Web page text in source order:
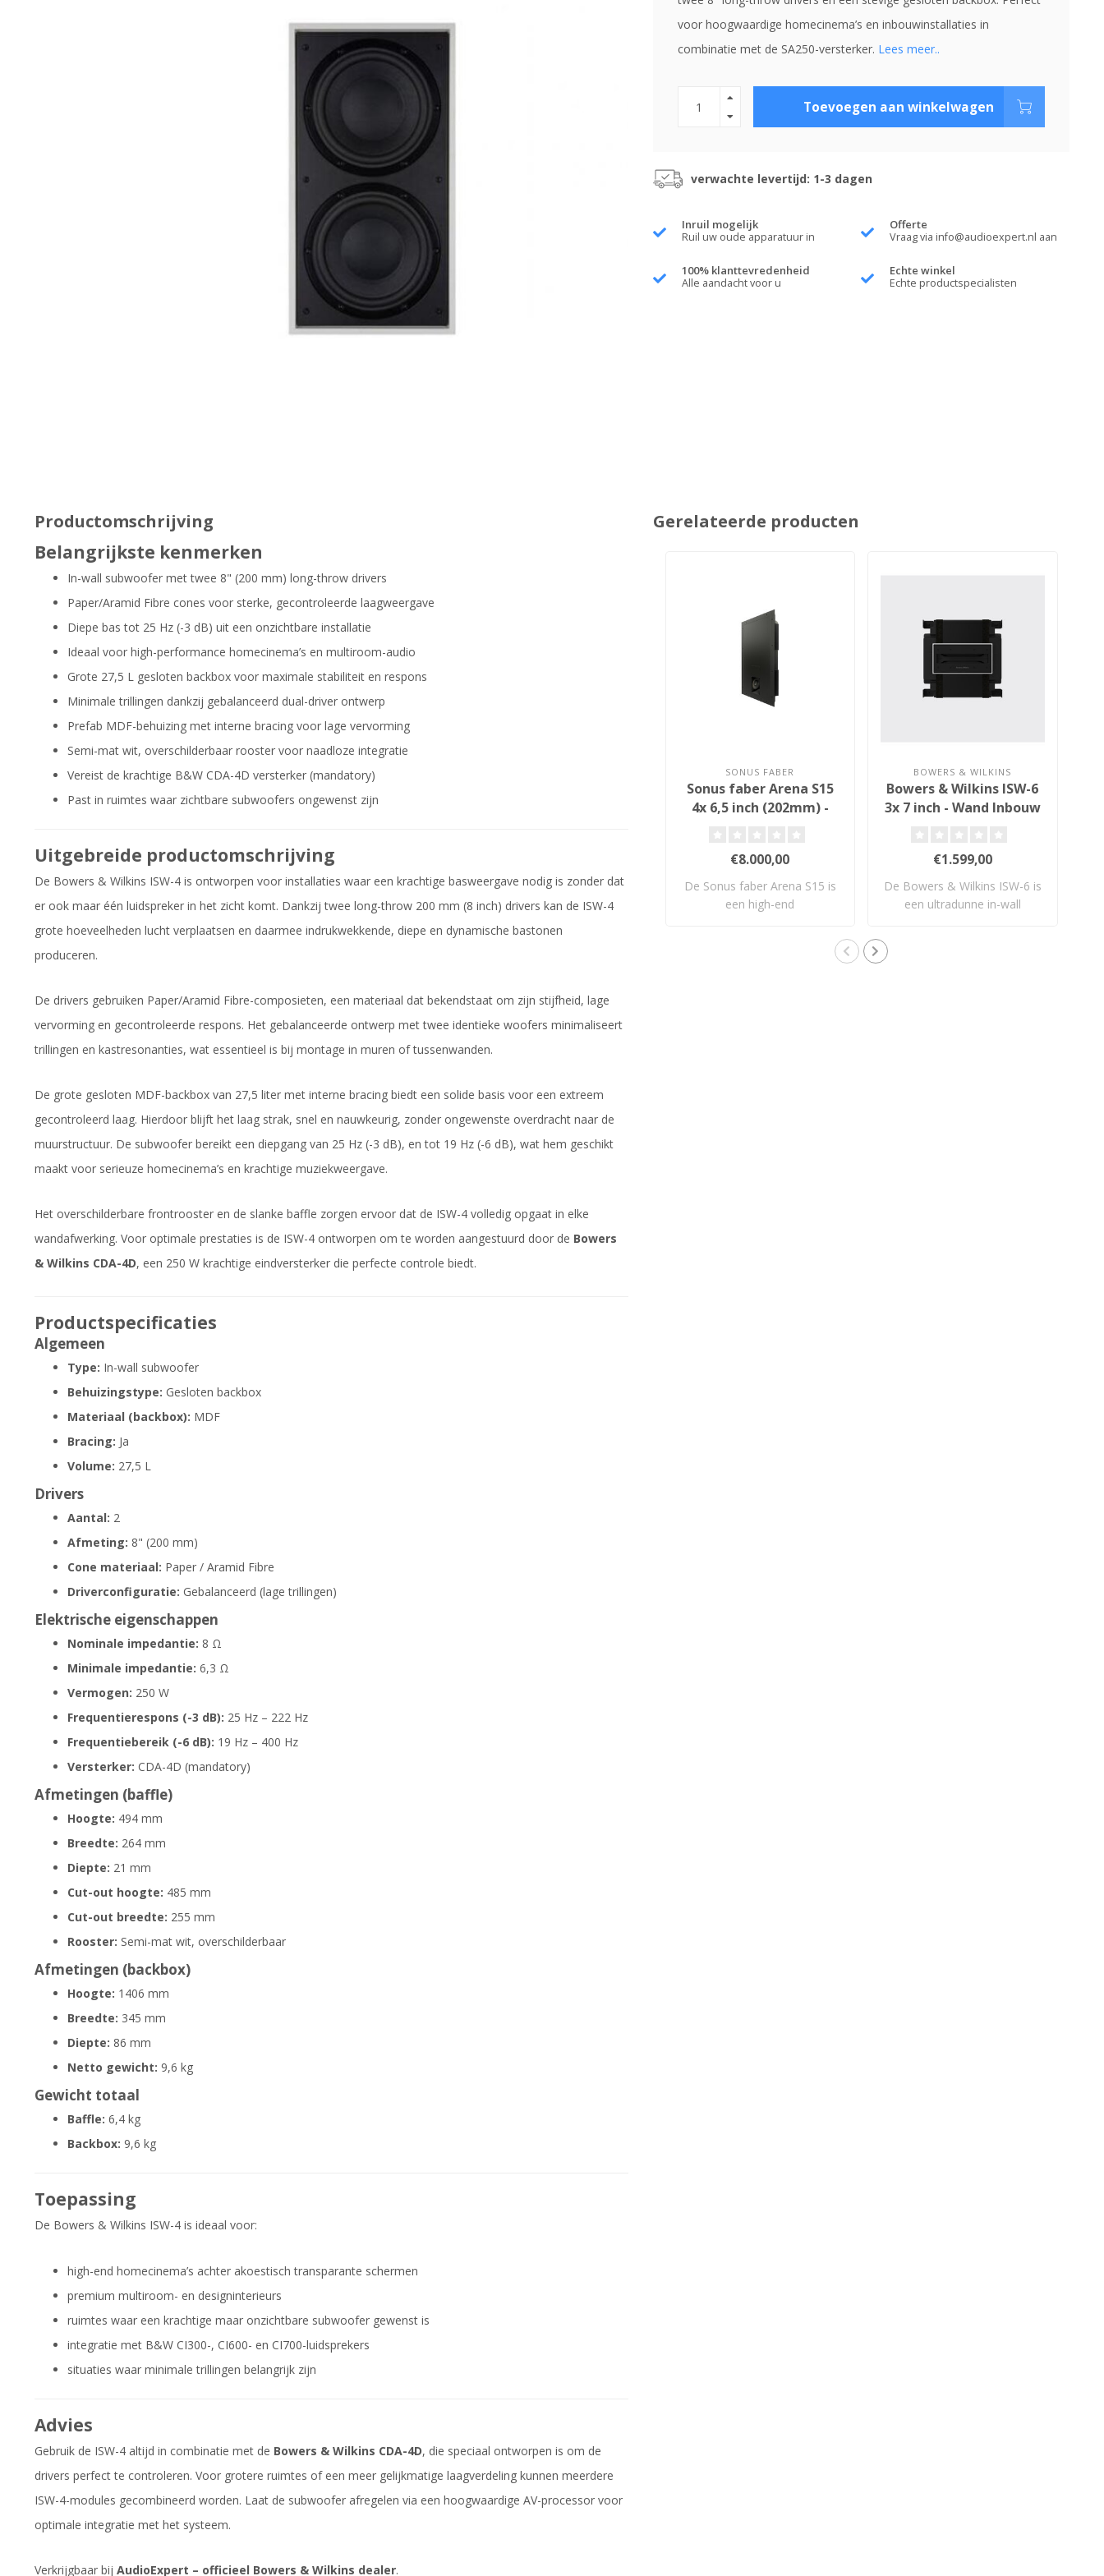
voor hoogwaardige homecinema’s en inbouwinstallaties in
combinatie met de SA250-versterker. Lees meer..
Toevoegen aan winkelwagen
verwachte levertijd: 1-3 dagen
Inruil mogelijk
Ruil uw oude apparatuur in
Offerte
Vraag via info@audioexpert.nl aan
100% klanttevredenheid
Alle aandacht voor u
Echte winkel
Echte productspecialisten
Productomschrijving
Belangrijkste kenmerken
In-wall subwoofer met twee 8" (200 mm) long-throw drivers
Paper/Aramid Fibre cones voor sterke, gecontroleerde laagweergave
Diepe bas tot 25 Hz (-3 dB) uit een onzichtbare installatie
Ideaal voor high-performance homecinema’s en multiroom-audio
Grote 27,5 L gesloten backbox voor maximale stabiliteit en respons
Minimale trillingen dankzij gebalanceerd dual-driver ontwerp
Prefab MDF-behuizing met interne bracing voor lage vervorming
Semi-mat wit, overschilderbaar rooster voor naadloze integratie
Vereist de krachtige B&W CDA-4D versterker (mandatory)
Past in ruimtes waar zichtbare subwoofers ongewenst zijn
Uitgebreide productomschrijving
De Bowers & Wilkins ISW-4 is ontworpen voor installaties waar een krachtige basweergave nodig is zonder dat
er ook maar één luidspreker in het zicht komt. Dankzij twee long-throw 200 mm (8 inch) drivers kan de ISW-4
grote hoeveelheden lucht verplaatsen en daarmee indrukwekkende, diepe en dynamische bastonen
produceren.
De drivers gebruiken Paper/Aramid Fibre-composieten, een materiaal dat bekendstaat om zijn stijfheid, lage
vervorming en gecontroleerde respons. Het gebalanceerde ontwerp met twee identieke woofers minimaliseert
trillingen en kastresonanties, wat essentieel is bij montage in muren of tussenwanden.
De grote gesloten MDF-backbox van 27,5 liter met interne bracing biedt een solide basis voor een extreem
gecontroleerd laag. Hierdoor blijft het laag strak, snel en nauwkeurig, zonder ongewenste overdracht naar de
muurstructuur. De subwoofer bereikt een diepgang van 25 Hz (-3 dB), en tot 19 Hz (-6 dB), wat hem geschikt
maakt voor serieuze homecinema’s en krachtige muziekweergave.
Het overschilderbare frontrooster en de slanke baffle zorgen ervoor dat de ISW-4 volledig opgaat in elke
wandafwerking. Voor optimale prestaties is de ISW-4 ontworpen om te worden aangestuurd door de Bowers
& Wilkins CDA-4D, een 250 W krachtige eindversterker die perfecte controle biedt.
Productspecificaties
Algemeen
Type: In-wall subwoofer
Behuizingstype: Gesloten backbox
Materiaal (backbox): MDF
Bracing: Ja
Volume: 27,5 L
Drivers
Aantal: 2
Afmeting: 8" (200 mm)
Cone materiaal: Paper / Aramid Fibre
Driverconfiguratie: Gebalanceerd (lage trillingen)
Elektrische eigenschappen
Nominale impedantie: 8 Ω
Minimale impedantie: 6,3 Ω
Vermogen: 250 W
Frequentierespons (-3 dB): 25 Hz – 222 Hz
Frequentiebereik (-6 dB): 19 Hz – 400 Hz
Versterker: CDA-4D (mandatory)
Afmetingen (baffle)
Hoogte: 494 mm
Breedte: 264 mm
Diepte: 21 mm
Cut-out hoogte: 485 mm
Cut-out breedte: 255 mm
Rooster: Semi-mat wit, overschilderbaar
Afmetingen (backbox)
Hoogte: 1406 mm
Breedte: 345 mm
Diepte: 86 mm
Netto gewicht: 9,6 kg
Gewicht totaal
Baffle: 6,4 kg
Backbox: 9,6 kg
Toepassing
De Bowers & Wilkins ISW-4 is ideaal voor:
high-end homecinema’s achter akoestisch transparante schermen
premium multiroom- en designinterieurs
ruimtes waar een krachtige maar onzichtbare subwoofer gewenst is
integratie met B&W CI300-, CI600- en CI700-luidsprekers
situaties waar minimale trillingen belangrijk zijn
Advies
Gebruik de ISW-4 altijd in combinatie met de Bowers & Wilkins CDA-4D, die speciaal ontworpen is om de
drivers perfect te controleren. Voor grotere ruimtes of een meer gelijkmatige laagverdeling kunnen meerdere
ISW-4-modules gecombineerd worden. Laat de subwoofer afregelen via een hoogwaardige AV-processor voor
optimale integratie met het systeem.
Verkrijgbaar bij AudioExpert – officieel Bowers & Wilkins dealer.
Gerelateerde producten
SONUS FABER
Sonus faber Arena S15
4x 6,5 inch (202mm) -
€8.000,00
De Sonus faber Arena S15 is
een high-end
BOWERS & WILKINS
Bowers & Wilkins ISW-6
3x 7 inch - Wand Inbouw
€1.599,00
De Bowers & Wilkins ISW-6 is
een ultradunne in-wall